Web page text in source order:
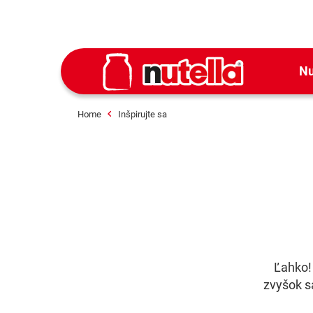
Home Inšpirujte sa
zvyšok